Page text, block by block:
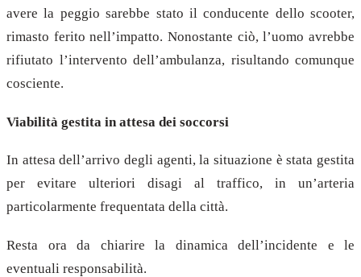
avere la peggio sarebbe stato il conducente dello scooter,
rimasto ferito nell’impatto. Nonostante ciò, l’uomo avrebbe
rifiutato l’intervento dell’ambulanza, risultando comunque
cosciente.
Viabilità gestita in attesa dei soccorsi
In attesa dell’arrivo degli agenti, la situazione è stata gestita
per evitare ulteriori disagi al traffico, in un’arteria
particolarmente frequentata della città.
Resta ora da chiarire la dinamica dell’incidente e le
eventuali responsabilità.